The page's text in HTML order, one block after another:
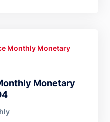
Monetary
Monthly Monetary